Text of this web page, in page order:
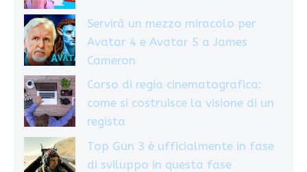
Servirà un mezzo miracolo per
Avatar 4 e Avatar 5 a James
Cameron
Corso di regia cinematografica:
come si costruisce la visione di un
regista
Top Gun 3 è ufficialmente in fase
di sviluppo in questa fase